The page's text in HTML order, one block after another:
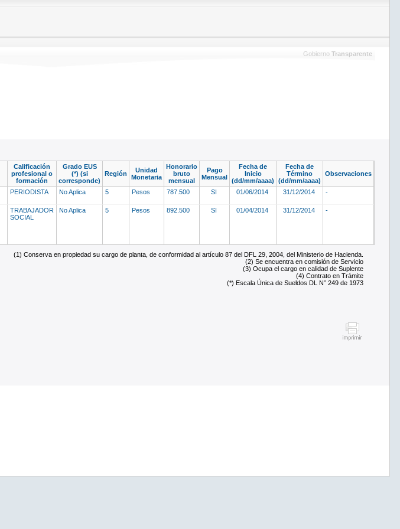
Gobierno Transparente
Calificación
profesional o
formación
Grado EUS
(*) (si
corresponde)
Región
Unidad
Monetaria
Honorario
bruto
mensual
Pago
Mensual
Fecha de
Inicio
(dd/mm/aaaa)
Fecha de
Término
(dd/mm/aaaa)
Observaciones
PERIODISTA No Aplica 5 Pesos 787.500 SI 01/06/2014 31/12/2014 -
TRABAJADOR
SOCIAL
No Aplica 5 Pesos 892.500 SI 01/04/2014 31/12/2014 -
(1) Conserva en propiedad su cargo de planta, de conformidad al artículo 87 del DFL 29, 2004, del Ministerio de Hacienda.
(2) Se encuentra en comisión de Servicio
(3) Ocupa el cargo en calidad de Suplente
(4) Contrato en Trámite
(*) Escala Única de Sueldos DL N° 249 de 1973